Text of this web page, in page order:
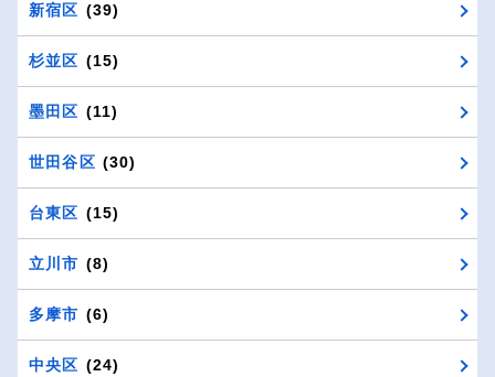
新宿区 (39)
杉並区 (15)
墨田区 (11)
世田谷区 (30)
台東区 (15)
立川市 (8)
多摩市 (6)
中央区 (24)